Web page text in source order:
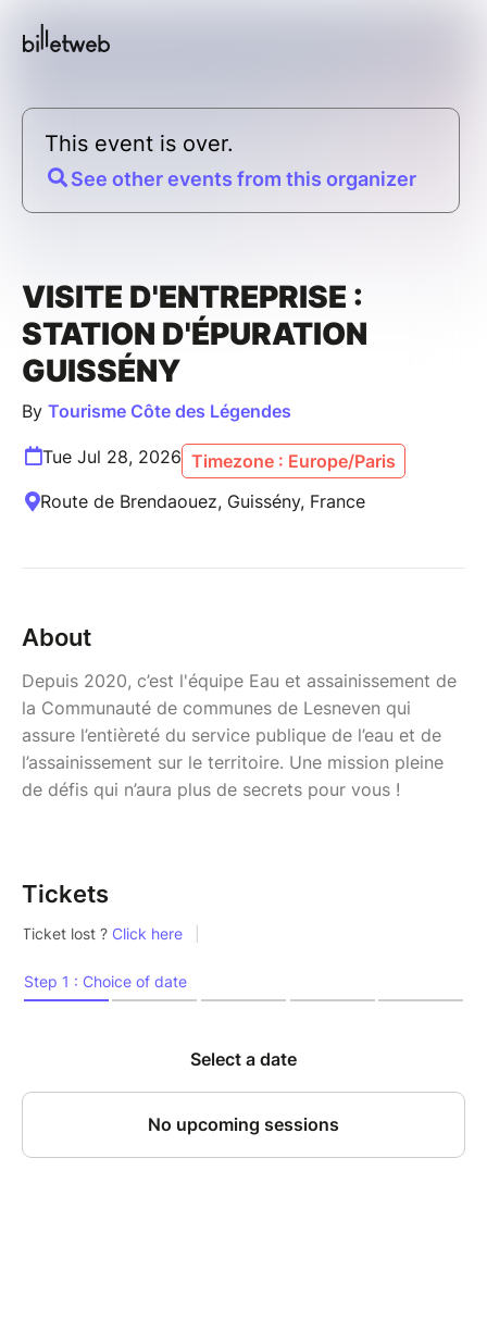
This event is over.
See other events from this organizer
VISITE D'ENTREPRISE :
STATION D'ÉPURATION
GUISSÉNY
By Tourisme Côte des Légendes
Tue Jul 28, 2026 Timezone : Europe/Paris
Route de Brendaouez, Guissény, France
About
Depuis 2020, c’est l'équipe Eau et assainissement de
la Communauté de communes de Lesneven qui
assure l’entièreté du service publique de l’eau et de
l’assainissement sur le territoire. Une mission pleine
de défis qui n’aura plus de secrets pour vous !
Tickets